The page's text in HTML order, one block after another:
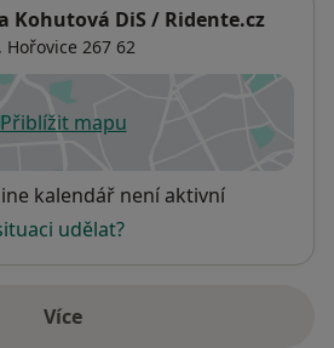
Kohutová DiS / Ridente.cz
Hořovice 267 62
Přiblížit mapuse otevře v nové záložce
kalendář není aktivní
udělat?
Víceo adrese